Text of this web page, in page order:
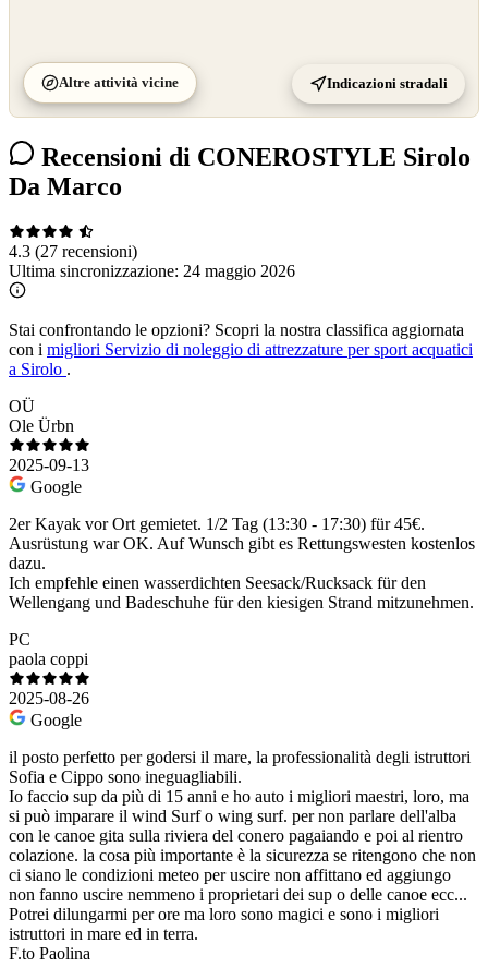
Altre attività vicine Indicazioni stradali
Recensioni di CONEROSTYLE Sirolo
Da Marco
4.3 (27 recensioni)
Ultima sincronizzazione: 24 maggio 2026
Stai confrontando le opzioni? Scopri la nostra classifica aggiornata
con i migliori Servizio di noleggio di attrezzature per sport acquatici
a Sirolo .
OÜ
Ole Ürbn
2025-09-13
Google
2er Kayak vor Ort gemietet. 1/2 Tag (13:30 - 17:30) für 45€.
Ausrüstung war OK. Auf Wunsch gibt es Rettungswesten kostenlos
dazu.
Ich empfehle einen wasserdichten Seesack/Rucksack für den
Wellengang und Badeschuhe für den kiesigen Strand mitzunehmen.
PC
paola coppi
2025-08-26
Google
il posto perfetto per godersi il mare, la professionalità degli istruttori
Sofia e Cippo sono ineguagliabili.
Io faccio sup da più di 15 anni e ho auto i migliori maestri, loro, ma
si può imparare il wind Surf o wing surf. per non parlare dell'alba
con le canoe gita sulla riviera del conero pagaiando e poi al rientro
colazione. la cosa più importante è la sicurezza se ritengono che non
ci siano le condizioni meteo per uscire non affittano ed aggiungo
non fanno uscire nemmeno i proprietari dei sup o delle canoe ecc...
Potrei dilungarmi per ore ma loro sono magici e sono i migliori
istruttori in mare ed in terra.
F.to Paolina